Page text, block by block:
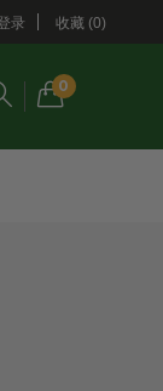
录 收藏 (0)
0